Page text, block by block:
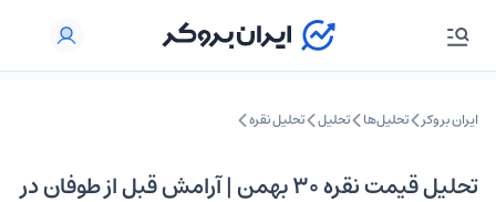
ایران بروکر تحلیل‌ها تحلیل‌ تحلیل نقره
تحلیل قیمت نقره ۳۰ بهمن | آرامش قبل از طوفان در